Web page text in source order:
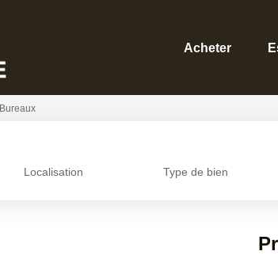
Acheter
Bureaux
Localisation Type de bien